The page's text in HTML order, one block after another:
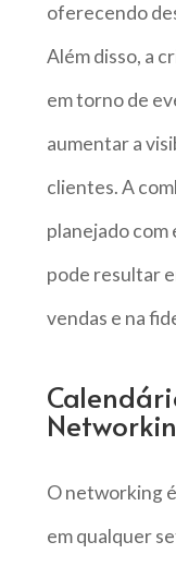
oferecendo
Além disso, a
em torno de
aumentar a
clientes. A
planejado
pode resultar
vendas e na
O networking
em qualquer